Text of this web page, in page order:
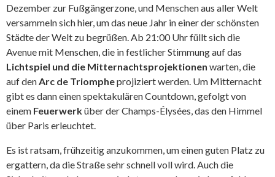
Dezember zur Fußgängerzone, und Menschen aus aller Welt
versammeln sich hier, um das neue Jahr in einer der schönsten
Städte der Welt zu begrüßen. Ab 21:00 Uhr füllt sich die
Avenue mit Menschen, die in festlicher Stimmung auf das
Lichtspiel und die Mitternachtsprojektionen warten, die
auf denArc de Triompheprojiziert werden. Um Mitternacht
gibt es dann einen spektakulären Countdown, gefolgt von
einem Feuerwerküber der Champs-Élysées, das den Himmel
über Paris erleuchtet.
Es ist ratsam, frühzeitig anzukommen, um einen guten Platz zu
ergattern, da die Straße sehr schnell voll wird. Auch die